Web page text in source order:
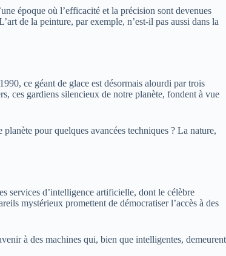
époque où l’efficacité et la précision sont devenues
de la peinture, par exemple, n’est-il pas aussi dans la
ce géant de glace est désormais alourdi par trois
ces gardiens silencieux de notre planète, fondent à vue
pour quelques avancées techniques ? La nature,
services d’intelligence artificielle, dont le célèbre
mystérieux promettent de démocratiser l’accès à des
à des machines qui, bien que intelligentes, demeurent